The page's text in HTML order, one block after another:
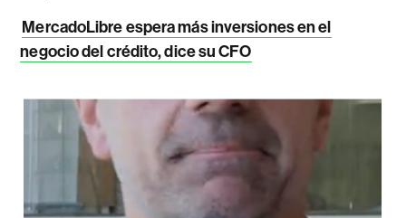
MercadoLibre espera más inversiones en el
negocio del crédito, dice su CFO